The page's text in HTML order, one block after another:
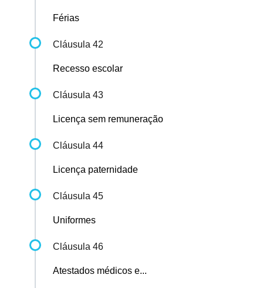
Férias
Cláusula 42
Recesso escolar
Cláusula 43
Licença sem remuneração
Cláusula 44
Licença paternidade
Cláusula 45
Uniformes
Cláusula 46
Atestados médicos e...